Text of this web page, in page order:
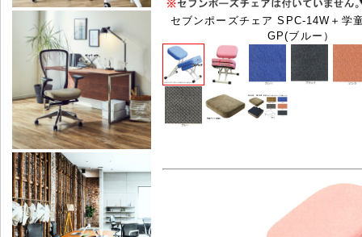
セブンポーズチェア SPC-14W＋学
GP(ブルー）